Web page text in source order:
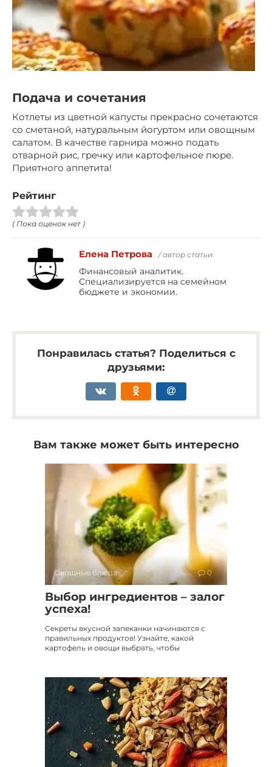
Подача и сочетания
Котлеты из цветной капусты прекрасно сочетаются
со сметаной, натуральным йогуртом или овощным
салатом. В качестве гарнира можно подать
отварной рис, гречку или картофельное пюре.
Приятного аппетита!
Рейтинг
( Пока оценок нет )
Елена Петрова / автор статьи
Финансовый аналитик.
Специализируется на семейном
бюджете и экономии.
Понравилась статья? Поделиться с
друзьями:
Вам также может быть интересно
Овощные блюда 0
Выбор ингредиентов – залог
успеха!
Секреты вкусной запеканки начинаются с
правильных продуктов! Узнайте, какой
картофель и овощи выбрать, чтобы